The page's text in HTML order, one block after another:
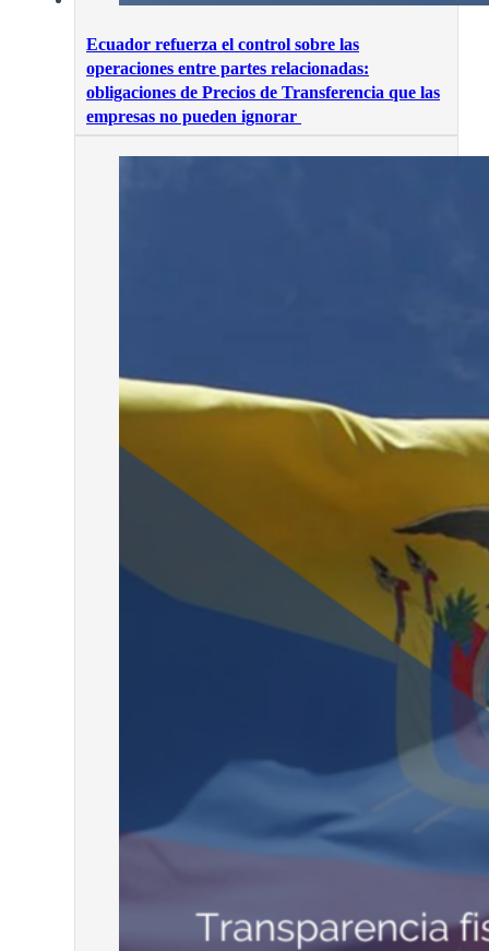
Ecuador refuerza el control sobre las
operaciones entre partes relacionadas:
obligaciones de Precios de Transferencia que las
empresas no pueden ignorar